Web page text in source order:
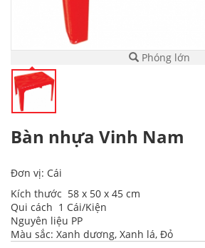
Phóng lớn
Bàn nhựa Vinh Nam
Đơn vị: Cái
Kích thước 58 x 50 x 45 cm
Qui cách 1 Cái/Kiện
Nguyên liệu PP
Màu sắc: Xanh dương, Xanh lá, Đỏ